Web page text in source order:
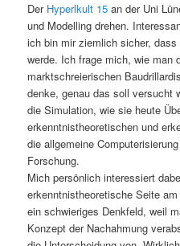
Der Hyperlkult 15 an der Uni
und Modelling drehen.
ich bin mir ziemlich sicher,
werde. Ich frage mich, wie man
marktschreierischen
denke, genau das soll versucht
die Simulation, wie sie heute
erkenntnistheoretischen und
die allgemeine
Forschung.
Mich persönlich interessiert
erkenntnistheoretische Seite
ein schwieriges Denkfeld, weil
Konzept der Nachahmung